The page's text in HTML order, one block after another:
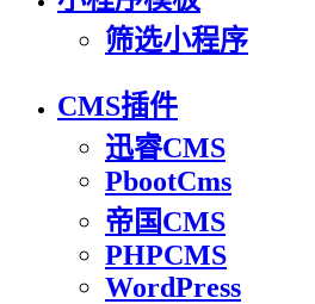
筛选小程序
CMS插件
迅睿CMS
PbootCms
帝国CMS
PHPCMS
WordPress